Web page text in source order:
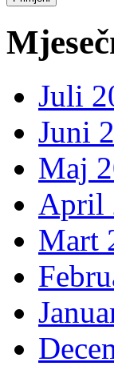
Juli
Juni
Maj
April
Mart